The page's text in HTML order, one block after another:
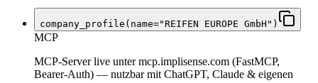
company_profile(name="REIFEN EUROPE GmbH")
MCP
MCP-Server live unter mcp.implisense.com (FastMCP,
Bearer-Auth) — nutzbar mit ChatGPT, Claude & eigenen